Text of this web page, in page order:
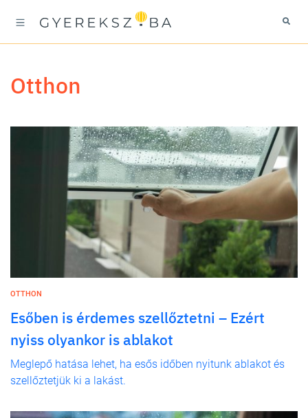
otthon
OTTHON
Esőben is érdemes szellőztetni – Ezért
nyiss olyankor is ablakot
Meglepő hatása lehet, ha esős időben nyitunk ablakot és
szellőztetjük ki a lakást.